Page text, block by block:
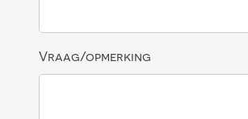
Vraag/opmerking